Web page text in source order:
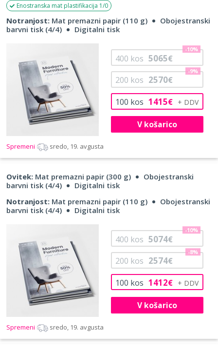
Enostranska mat plastifikacija 1/0
Notranjost: Mat premazni papir (110 g)
Obojestranski
barvni tisk (4/4)
Digitalni tisk
100 kos 1415€
200 kos 2570€
-9%
400 kos 5065€
-10%
V košarico
Spremeni sredo, 19. avgusta
Ovitek: Mat premazni papir (300 g)
Obojestranski
barvni tisk (4/4)
Digitalni tisk
Notranjost: Mat premazni papir (110 g)
Obojestranski
barvni tisk (4/4)
Digitalni tisk
100 kos 1412€
200 kos 2574€
-8%
400 kos 5074€
-10%
V košarico
Spremeni sredo, 19. avgusta